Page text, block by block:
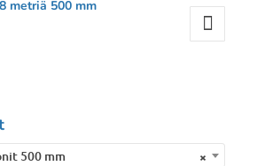
metriä 500 mm
×
500 mm